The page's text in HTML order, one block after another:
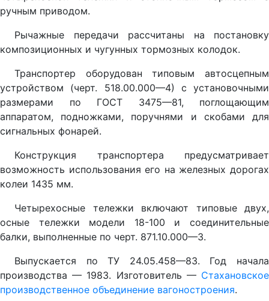
ручным приводом.
Рычажные передачи рассчитаны на постановку
композиционных и чугунных тормозных колодок.
Транспортер оборудован типовым автосцепным
устройством (черт. 518.00.000—4) с установочными
размерами по ГОСТ 3475—81, поглощающим
аппаратом, подножками, поручнями и скобами для
сигнальных фонарей.
Конструкция транспортера предусматривает
возможность использования его на железных дорогах
колеи 1435 мм.
Четырехосные тележки включают типовые двух,
осные тележки модели 18-100 и соединительные
балки, выполненные по черт. 871.10.000—3.
Выпускается по ТУ 24.05.458—83. Год начала
производства — 1983. Изготовитель — Стахановское
производственное объединение вагоностроения.